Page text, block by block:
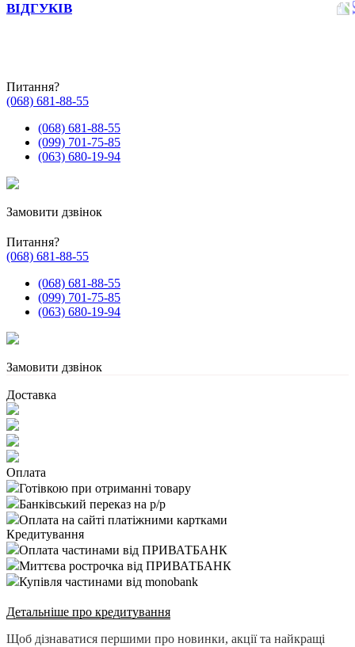
ВІДГУКІВ
Питання?
(068) 681-88-55
(068) 681-88-55
(099) 701-75-85
(063) 680-19-94
Замовити дзвінок
Питання?
(068) 681-88-55
(068) 681-88-55
(099) 701-75-85
(063) 680-19-94
Замовити дзвінок
Доставка
Оплата
Готівкою при отриманні товару
Банківський переказ на р/р
Оплата на сайті платіжними картками
Кредитування
Оплата частинами від ПРИВАТБАНК
Миттєва рострочка від ПРИВАТБАНК
Купівля частинами від monobank
Детальніше про кредитування
Щоб дізнаватися першими про новинки, акції та найкращі